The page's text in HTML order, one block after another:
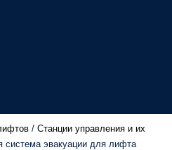
/ Станции управления и их
система эвакуации для лифта